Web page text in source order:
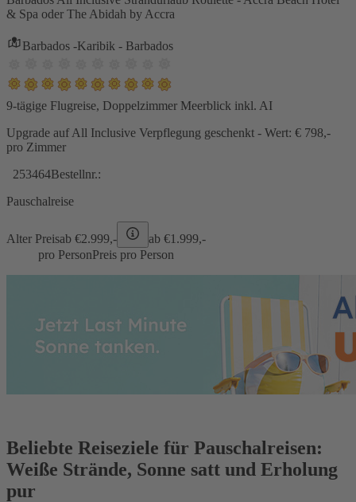
& Spa oder The Abidah by Accra
Barbados -Karibik - Barbados
9-tägige Flugreise, Doppelzimmer Meerblick inkl. AI
Upgrade auf All Inclusive Verpflegung geschenkt - Wert: € 798,-
pro Zimmer
253464Bestellnr.:
Pauschalreise
Alter Preisab €2.999,- ab €1.999,-
pro PersonPreis pro Person
Beliebte Reiseziele für Pauschalreisen:
Weiße Strände, Sonne satt und Erholung
pur